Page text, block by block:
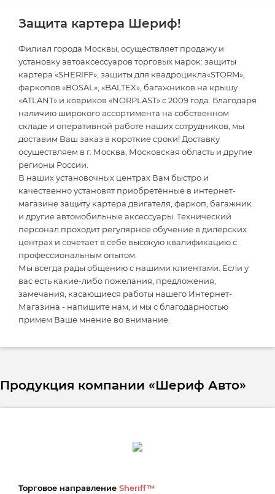
Защита картера Шериф!
Филиал города Москвы, осуществляет продажу и
установку автоаксессуаров торговых марок: защиты
картера «SHERIFF», защиты для квадроцикла«STORM»,
фаркопов «BOSAL», «BALTEX», багажников на крышу
«ATLANT» и ковриков «NORPLAST» с 2009 года. Благодаря
наличию широкого ассортимента на собственном
складе и оперативной работе наших сотрудников, мы
доставим Ваш заказ в короткие сроки! Доставку
осуществляем в г. Москва, Московская область и другие
регионы России.
В наших установочных центрах Вам быстро и
качественно установят приобретённые в интернет-
магазине защиту картера двигателя, фаркоп, багажник
и другие автомобильные аксессуары. Технический
персонал проходит регулярное обучение в дилерских
центрах и сочетает в себе высокую квалификацию с
профессиональным опытом.
Мы всегда рады общению с нашими клиентами. Если у
вас есть какие-либо пожелания, предложения,
замечания, касающиеся работы нашего Интернет-
Магазина - напишите нам, и мы с благодарностью
примем Ваше мнение во внимание.
Продукция компании «Шериф Авто»
Торговое направление Sheriff™